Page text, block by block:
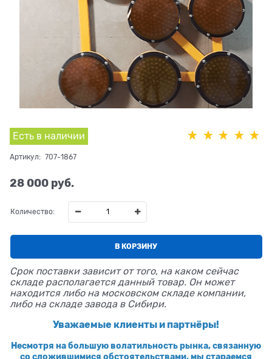
Есть в наличии
Артикул: 707-1867
28 000 руб.
Количество:
В КОРЗИНУ
Срок поставки зависит от того, на каком сейчас
складе располагается данный товар. Он может
находится либо на московском складе компании,
либо на складе завода в Сибири.
Уважаемые клиенты и партнёры!
Несмотря на большую волатильность рынка, связанную
со сложившимися обстоятельствами, мы стараемся